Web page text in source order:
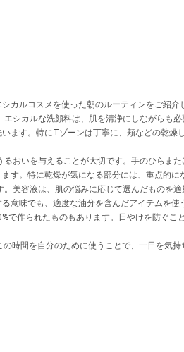
カルコスメを使った朝のルーティンをご紹介
シカルな洗顔料は、肌を清浄にしながらも
ます。特にTゾーンは丁寧に、頬などの乾
おいを与えることが大切です。手のひらま
す。特に乾燥が気になる部分には、重点的に
美容液は、肌の悩みに応じて選んだものを
意味でも、適度な油分を含んだアイテムを使
で作られたものもあります。日やけを防ぐ
時間を自分のために使うことで、一日を気持